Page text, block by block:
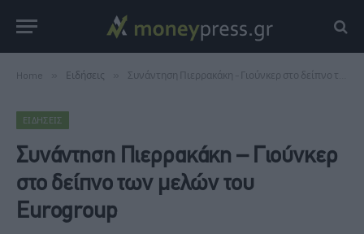
Home Ειδήσεις Συνάντηση Πιερρακάκη – Γιούνκερ στο δείπνο των μελών του Eurogroup
ΕΙΔΉΣΕΙΣ
Συνάντηση Πιερρακάκη – Γιούνκερ
στο δείπνο των μελών του
Eurogroup